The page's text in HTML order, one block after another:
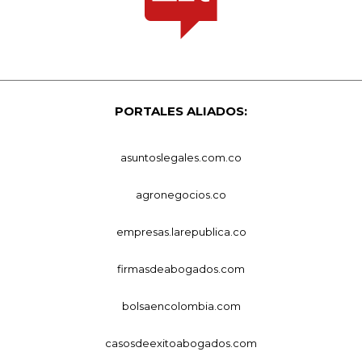
PORTALES ALIADOS:
asuntoslegales.com.co
agronegocios.co
empresas.larepublica.co
firmasdeabogados.com
bolsaencolombia.com
casosdeexitoabogados.com